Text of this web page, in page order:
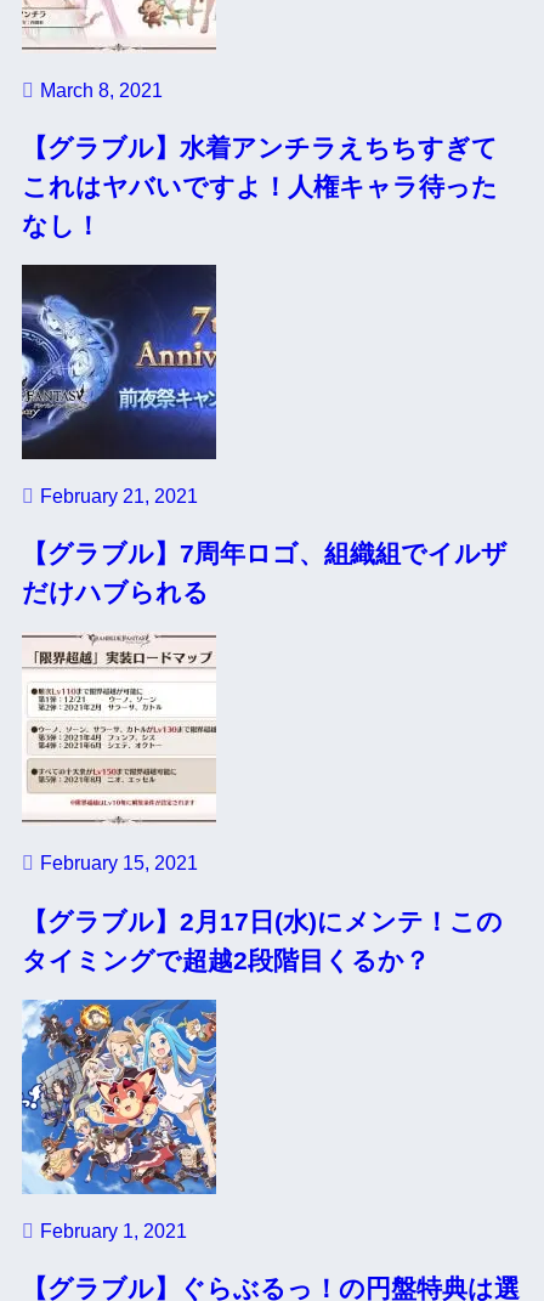
March 8, 2021
【グラブル】水着アンチラえちちすぎて
これはヤバいですよ！人権キャラ待った
なし！
February 21, 2021
【グラブル】7周年ロゴ、組織組でイルザ
だけハブられる
February 15, 2021
【グラブル】2月17日(水)にメンテ！この
タイミングで超越2段階目くるか？
February 1, 2021
【グラブル】ぐらぶるっ！の円盤特典は選